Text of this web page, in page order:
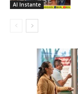
Al Instante